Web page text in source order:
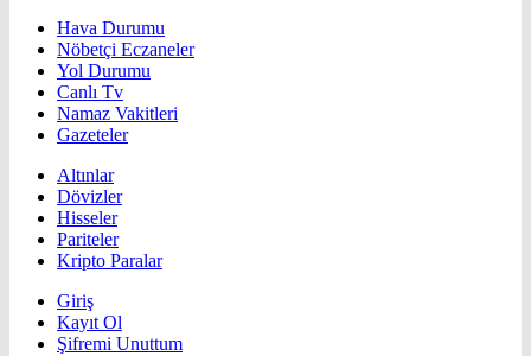
Hava Durumu
Nöbetçi Eczaneler
Yol Durumu
Canlı Tv
Namaz Vakitleri
Gazeteler
Altınlar
Dövizler
Hisseler
Pariteler
Kripto Paralar
Giriş
Kayıt Ol
Şifremi Unuttum